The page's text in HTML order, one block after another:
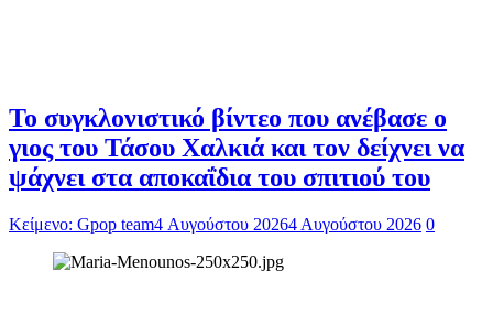
To συγκλονιστικό βίντεο που ανέβασε ο
γιος του Τάσου Χαλκιά και τον δείχνει να
ψάχνει στα αποκαΐδια του σπιτιού του
Κείμενο: Gpop team4 Αυγούστου 20264 Αυγούστου 2026 0